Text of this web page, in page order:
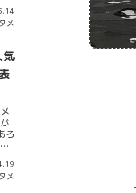
高
う
メ
気
ろ
メ